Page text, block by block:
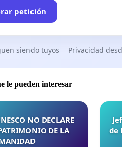
petición
siendo tuyos Privacidad
le pueden interesar
NO DECLARE
DE LA
de